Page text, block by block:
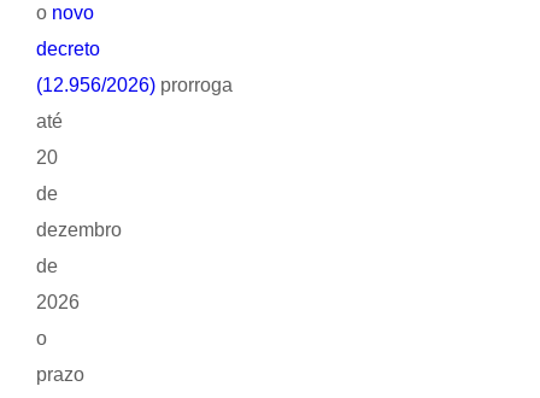
o novo
decreto
(12.956/2026) prorroga
até
20
de
dezembro
de
2026
o
prazo